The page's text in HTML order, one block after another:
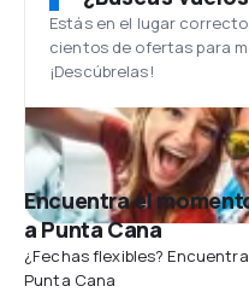
Estás en el lugar
cientos de ofertas para
¡Descúbrelas!
Encuentra el
a Punta Cana
¿Fechas flexibles?
Punta Cana